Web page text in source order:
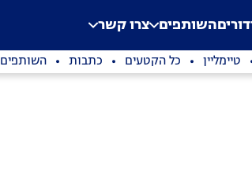
השותפים צרו קשר
טיימליין כל הקטעים כתבות השותפים